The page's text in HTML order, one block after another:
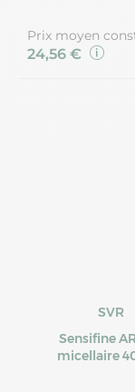
Prix moyen
24,56 €
SVR
Sensifine
micellaire